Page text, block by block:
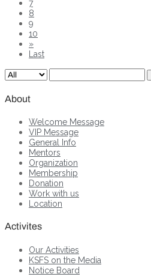
7
8
9
10
»
Last
About
Welcome Message
VIP Message
General Info
Mentors
Organization
Membership
Donation
Work with us
Location
Activites
Our Activities
KSFS on the Media
Notice Board